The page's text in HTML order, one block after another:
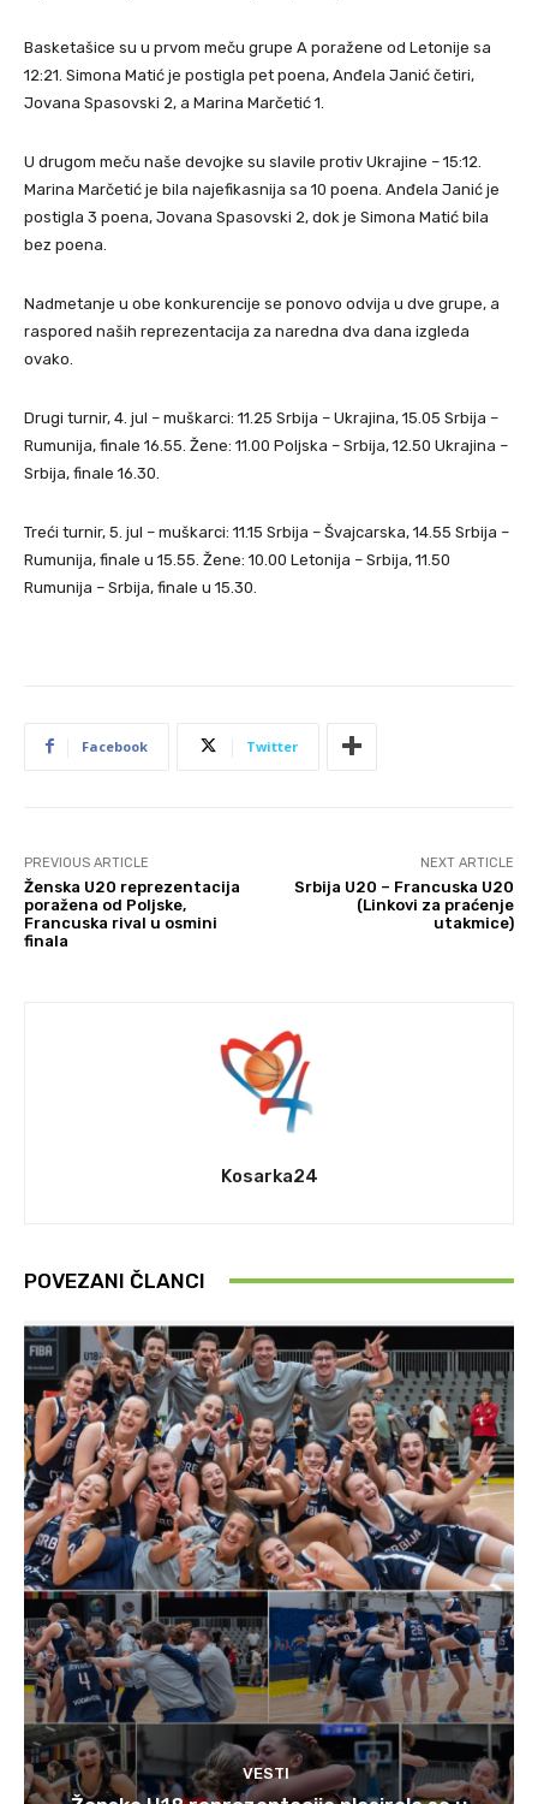
Basketašice su u prvom meču grupe A poražene od Letonije sa
12:21. Simona Matić je postigla pet poena, Anđela Janić četiri,
Jovana Spasovski 2, a Marina Marčetić 1.
U drugom meču naše devojke su slavile protiv Ukrajine – 15:12.
Marina Marčetić je bila najefikasnija sa 10 poena. Anđela Janić je
postigla 3 poena, Jovana Spasovski 2, dok je Simona Matić bila
bez poena.
Nadmetanje u obe konkurencije se ponovo odvija u dve grupe, a
raspored naših reprezentacija za naredna dva dana izgleda
ovako.
Drugi turnir, 4. jul – muškarci: 11.25 Srbija – Ukrajina, 15.05 Srbija –
Rumunija, finale 16.55. Žene: 11.00 Poljska – Srbija, 12.50 Ukrajina –
Srbija, finale 16.30.
Treći turnir, 5. jul – muškarci: 11.15 Srbija – Švajcarska, 14.55 Srbija –
Rumunija, finale u 15.55. Žene: 10.00 Letonija – Srbija, 11.50
Rumunija – Srbija, finale u 15.30.
Facebook Twitter
PREVIOUS ARTICLE
Ženska U20 reprezentacija
poražena od Poljske,
Francuska rival u osmini
finala
NEXT ARTICLE
Srbija U20 – Francuska U20
(Linkovi za praćenje
utakmice)
Kosarka24
POVEZANI ČLANCI
VESTI